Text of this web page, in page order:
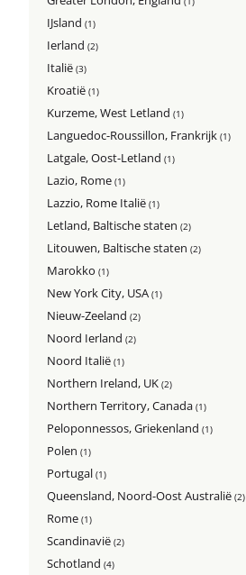
IJsland(1)
Ierland(2)
Italië(3)
Kroatië(1)
Kurzeme, West Letland(1)
Languedoc-Roussillon, Frankrijk(1)
Latgale, Oost-Letland(1)
Lazio, Rome(1)
Lazzio, Rome Italië(1)
Letland, Baltische staten(2)
Litouwen, Baltische staten(2)
Marokko(1)
New York City, USA(1)
Nieuw-Zeeland(2)
Noord Ierland(2)
Noord Italië(1)
Northern Ireland, UK(2)
Northern Territory, Canada(1)
Peloponnessos, Griekenland(1)
Polen(1)
Portugal(1)
Queensland, Noord-Oost Australië(2)
Rome(1)
Scandinavië(2)
Schotland(4)